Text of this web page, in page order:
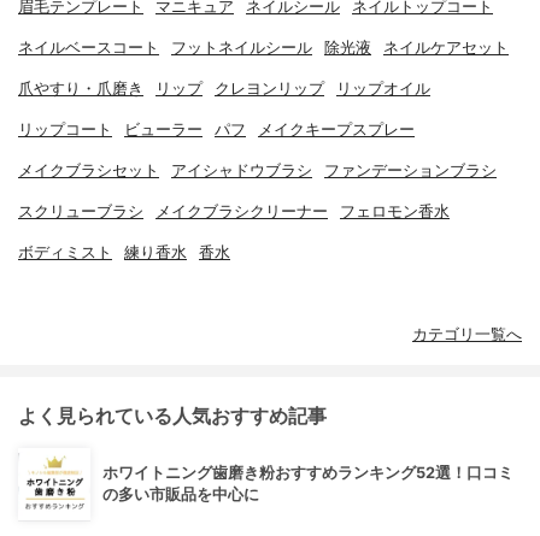
眉毛テンプレート マニキュア ネイルシール ネイルトップコート
ネイルベースコート フットネイルシール 除光液 ネイルケアセット
爪やすり・爪磨き リップ クレヨンリップ リップオイル
リップコート ビューラー パフ メイクキープスプレー
メイクブラシセット アイシャドウブラシ ファンデーションブラシ
スクリューブラシ メイクブラシクリーナー フェロモン香水
ボディミスト 練り香水 香水
カテゴリ一覧へ
よく見られている人気おすすめ記事
ホワイトニング歯磨き粉おすすめランキング52選！口コミ
の多い市販品を中心に